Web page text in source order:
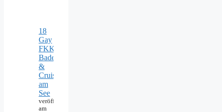
18
Gay
FKK-
Badeseen
&
Cruising
am
See
veröffentlicht
am